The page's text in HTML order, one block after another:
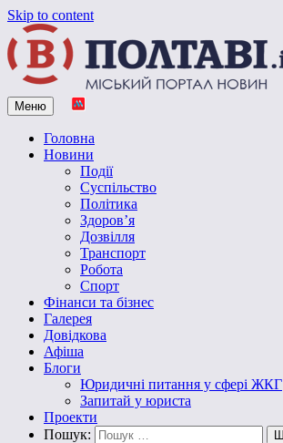
Skip to content
Vpoltave.info
Полтавський портал новин
Меню
Головна
Новини
Події
Суспільство
Політика
Здоров’я
Дозвілля
Транспорт
Робота
Спорт
Фінанси та бізнес
Галерея
Довідкова
Афіша
Блоги
Юридичні питання у сфері ЖКГ
Запитай у юриста
Проекти
Пошук: